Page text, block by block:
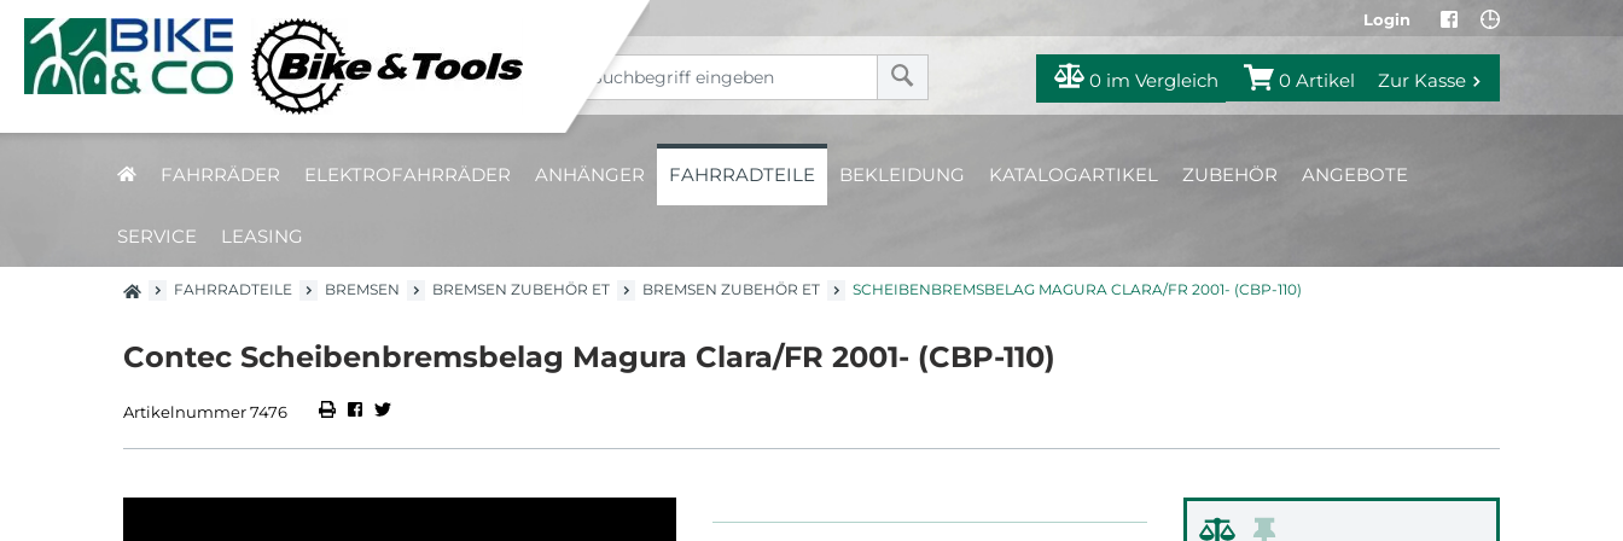
Login
0 im Vergleich 0 Artikel Zur Kasse
FAHRRÄDER ELEKTROFAHRRÄDER ANHÄNGER FAHRRADTEILE BEKLEIDUNG KATALOGARTIKEL ZUBEHÖR ANGEBOTE
SERVICE LEASING
FAHRRADTEILE BREMSEN BREMSEN ZUBEHÖR ET BREMSEN ZUBEHÖR ET SCHEIBENBREMSBELAG MAGURA CLARA/FR 2001- (CBP-110)
Contec Scheibenbremsbelag Magura Clara/FR 2001- (CBP-110)
Artikelnummer 7476